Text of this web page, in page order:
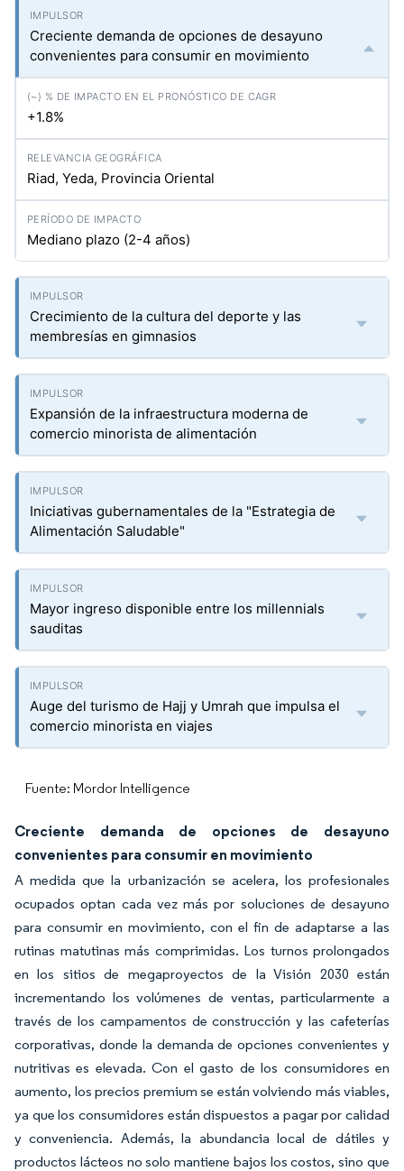
Creciente demanda de opciones de desayuno
convenientes para consumir en movimiento
+1.8%
Riad, Yeda, Provincia Oriental
Mediano plazo (2-4 años)
Crecimiento de la cultura del deporte y las
membresías en gimnasios
Expansión de la infraestructura moderna de
comercio minorista de alimentación
Iniciativas gubernamentales de la "Estrategia de
Alimentación Saludable"
Mayor ingreso disponible entre los millennials
sauditas
Auge del turismo de Hajj y Umrah que impulsa el
comercio minorista en viajes
Fuente: Mordor Intelligence
Creciente demanda de opciones de desayuno
convenientes para consumir en movimiento
A medida que la urbanización se acelera, los profesionales
ocupados optan cada vez más por soluciones de desayuno
para consumir en movimiento, con el fin de adaptarse a las
rutinas matutinas más comprimidas. Los turnos prolongados
en los sitios de megaproyectos de la Visión 2030 están
incrementando los volúmenes de ventas, particularmente a
través de los campamentos de construcción y las cafeterías
corporativas, donde la demanda de opciones convenientes y
nutritivas es elevada. Con el gasto de los consumidores en
aumento, los precios premium se están volviendo más viables,
ya que los consumidores están dispuestos a pagar por calidad
y conveniencia. Además, la abundancia local de dátiles y
productos lácteos no solo mantiene bajos los costos, sino que